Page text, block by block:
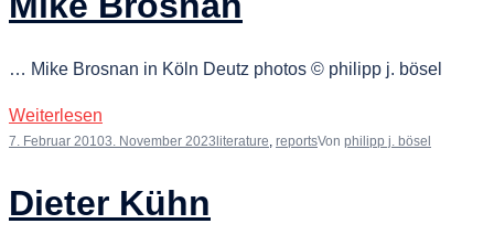
… Mike Brosnan in Köln Deutz photos © philipp j. bösel
Weiterlesen
7. Februar 20103. November 2023 literature, reportsVon philipp j. bösel
Dieter Kühn